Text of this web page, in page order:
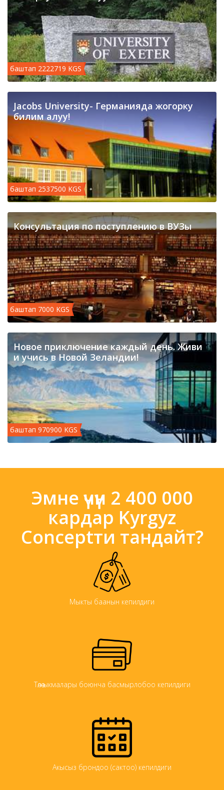
баштап 2222719 KGS
Jacobs University- Германияда жогорку
билим алуу!
баштап 2537500 KGS
Консультация по поступлению в ВУЗы
баштап 7000 KGS
Новое приключение каждый день. Живи
и учись в Новой Зеландии!
баштап 970900 KGS
Эмне үчүн 2 400 000
кардар Kyrgyz
Conceptти тандайт?
Мыкты баанын кепилдиги
Төлөө ыкмалары боюнча басмырлобоо кепилдиги
Акысыз брондоо (сактоо) кепилдиги